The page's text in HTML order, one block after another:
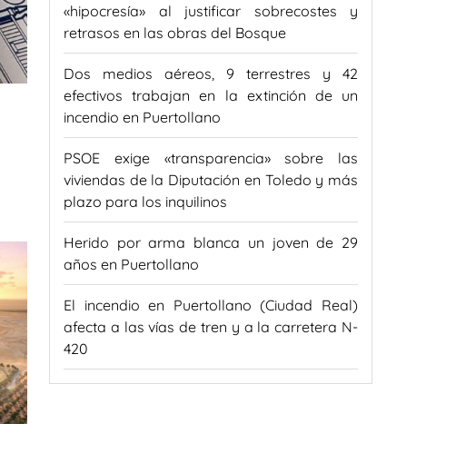
«hipocresía» al justificar sobrecostes y
retrasos en las obras del Bosque
Dos medios aéreos, 9 terrestres y 42
efectivos trabajan en la extinción de un
incendio en Puertollano
PSOE exige «transparencia» sobre las
viviendas de la Diputación en Toledo y más
plazo para los inquilinos
Herido por arma blanca un joven de 29
años en Puertollano
El incendio en Puertollano (Ciudad Real)
afecta a las vías de tren y a la carretera N-
420